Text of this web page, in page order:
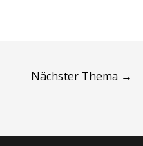
Nächster Thema →